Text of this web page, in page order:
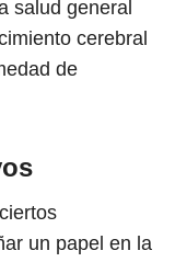
salud general
cerebral
de
un papel en la